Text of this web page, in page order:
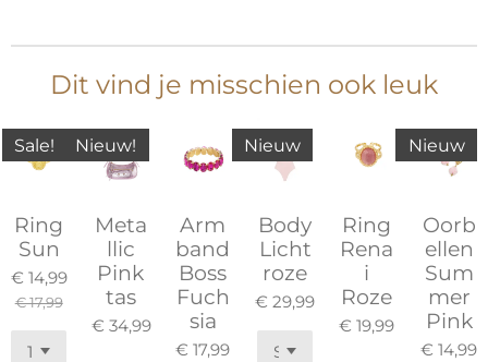
Dit vind je misschien ook leuk
Sale!
Ring
Sun
€ 14,99
€ 17,99
Nieuw!
Meta
llic
Pink
tas
€ 34,99
Arm
band
Boss
Fuch
sia
€ 17,99
Nieuw
Body
Licht
roze
€ 29,99
Ring
Rena
i
Roze
€ 19,99
Nieuw
Oorb
ellen
Sum
mer
Pink
€ 14,99